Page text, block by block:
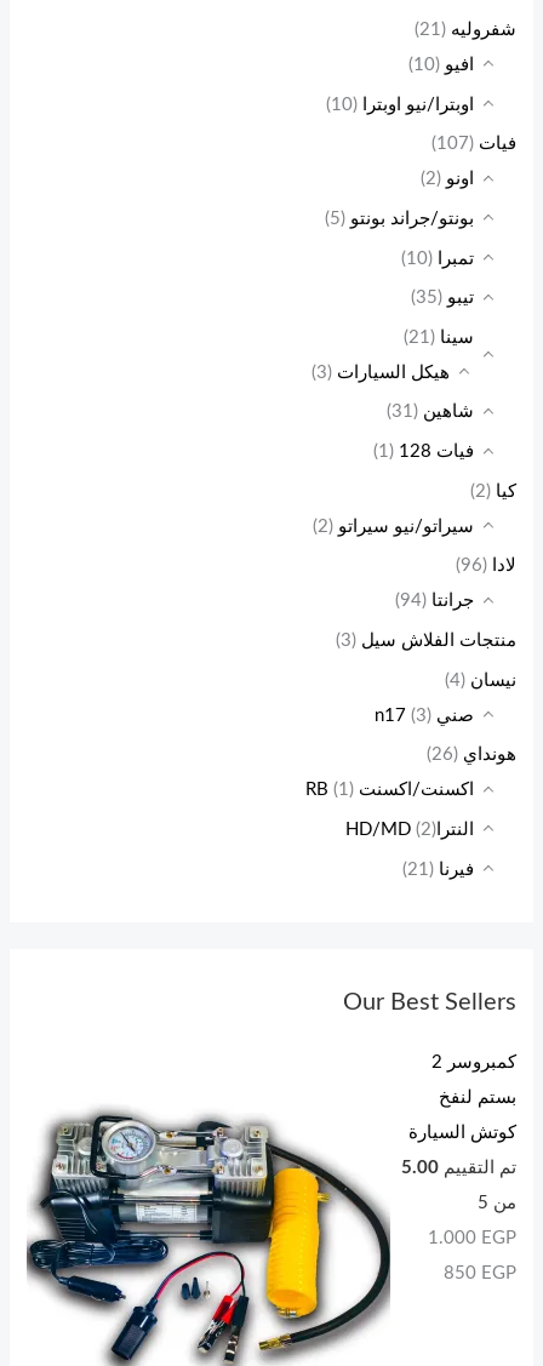
شفروليه (21)
افيو (10)
اوبترا/نيو اوبترا (10)
فيات (107)
اونو (2)
بونتو/جراند بونتو (5)
تمبرا (10)
تيبو (35)
سينا (21)
هيكل السيارات (3)
شاهين (31)
فيات 128 (1)
كيا (2)
سيراتو/نيو سيراتو (2)
لادا
(96)
جرانتا (94)
منتجات الفلاش سيل (3)
نيسان (4)
صني n17(3)
هونداي (26)
اكسنت/اكسنت RB(1)
النتراHD/MD(2)
فيرنا (21)
Our Best Sellers
كمبروسر 2
بستم لنفخ
كوتش السيارة
تم التقييم5.00
من 5
1.000 EGP
850 EGP